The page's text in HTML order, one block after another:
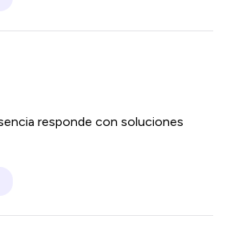
responde con soluciones